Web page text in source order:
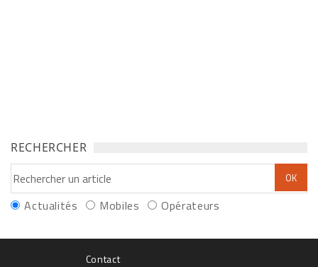
RECHERCHER
Actualités Mobiles Opérateurs
Contact